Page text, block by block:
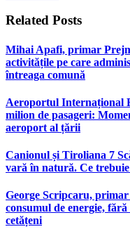
Related Posts
Mihai Apafi, primar
activitățile pe care
întreaga comună
Aeroportul Internațional
milion de pasageri:
aeroport al țării
Canionul și Tiroliana 7
vară în natură. Ce
George Scripcaru,
consumul de energie,
cetățeni